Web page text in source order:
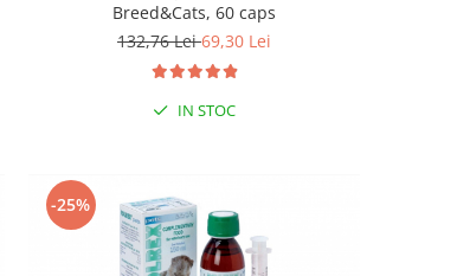
Breed&Cats, 60 caps
132,76 Lei69,30 Lei
IN STOC
-25%